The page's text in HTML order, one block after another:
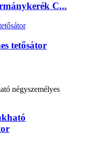
C...
tetősátor